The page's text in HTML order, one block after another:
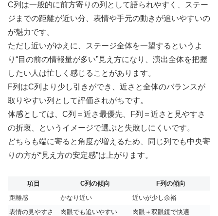
C列は一般的に前方寄りの列として語られやすく、ステー
ジまでの距離が近い分、表情や手元の動きが追いやすいの
が魅力です。
ただし近いがゆえに、ステージ全体を一望するというよ
り“目の前の情報量が多い”見え方になり、演出全体を把握
したい人は忙しく感じることがあります。
F列はC列より少し引きができ、近さと全体のバランスが
取りやすい列として評価されがちです。
体感としては、C列＝近さ最優先、F列＝近さと見やすさ
の折衷、というイメージで選ぶと失敗しにくいです。
どちらも端に寄ると角度が増えるため、同じ列でも中央寄
りの方が“見え方の安定感”は上がります。
項目 C列の傾向
F列の傾向
距離感
かなり近い
近いが少し余裕
表情の見やすさ
肉眼でも追いやすい
肉眼＋双眼鏡で快適